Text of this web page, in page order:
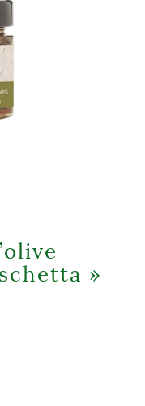
»